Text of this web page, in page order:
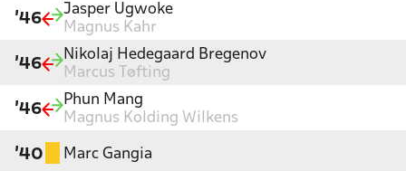
'46
Jasper Ugwoke
Magnus Kahr
'46
Nikolaj Hedegaard Bregenov
Marcus Tøfting
'46
Phun Mang
Magnus Kolding Wilkens
'40 Marc Gangia